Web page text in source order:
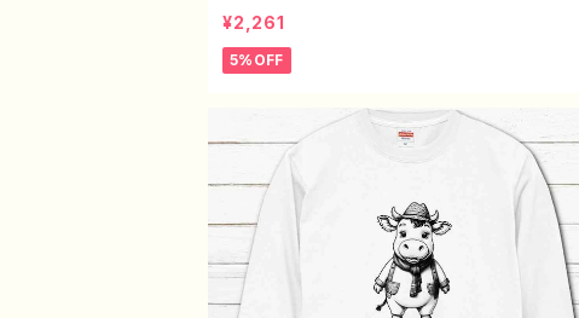
モい かっこいい おすすめ 個性的 人気
イラストレーター クリエイター 絵師 オリジ
ナル デザイン グッズ 白 長袖Tシャツ
故郷 作：J.タネダ F-5
¥2,261
5%OFF